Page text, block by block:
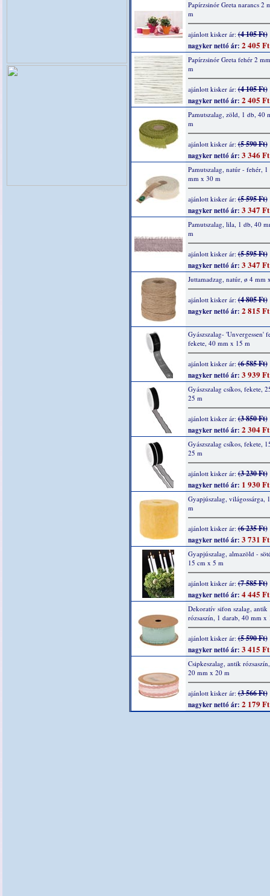
Papírzsinór Greta narancs 2
m
ajánlott kisker ár:(4 105 Ft)
nagyker nettó ár: 2 405 Ft
Papírzsinór Greta fehér 2
m
ajánlott kisker ár:(4 105 Ft)
nagyker nettó ár: 2 405 Ft
Pamutszalag, zöld, 1 db, 40
m
ajánlott kisker ár:(5 590 Ft)
nagyker nettó ár: 3 346 Ft
Pamutszalag, natúr - fehér,
mm x 30 m
ajánlott kisker ár:(5 595 Ft)
nagyker nettó ár: 3 347 Ft
Pamutszalag, lila, 1 db, 40
m
ajánlott kisker ár:(5 595 Ft)
nagyker nettó ár: 3 347 Ft
Juttamadzag, natúr, ø 4 mm
ajánlott kisker ár:(4 805 Ft)
nagyker nettó ár: 2 815 Ft
Gyászszalag- 'Unvergessen'
fekete, 40 mm x 15 m
ajánlott kisker ár:(6 585 Ft)
nagyker nettó ár: 3 939 Ft
Gyászszalag csíkos, fekete,
25 m
ajánlott kisker ár:(3 850 Ft)
nagyker nettó ár: 2 304 Ft
Gyászszalag csíkos, fekete,
25 m
ajánlott kisker ár:(3 230 Ft)
nagyker nettó ár: 1 930 Ft
Gyapjúszalag, világossárga,
m
ajánlott kisker ár:(6 235 Ft)
nagyker nettó ár: 3 731 Ft
Gyapjúszalag, almazöld -
15 cm x 5 m
ajánlott kisker ár:(7 585 Ft)
nagyker nettó ár: 4 445 Ft
Dekoratív sifon szalag, antik
rózsaszín, 1 darab, 40 mm x
ajánlott kisker ár:(5 590 Ft)
nagyker nettó ár: 3 415 Ft
Csipkeszalag, antik
20 mm x 20 m
ajánlott kisker ár:(3 566 Ft)
nagyker nettó ár: 2 179 Ft